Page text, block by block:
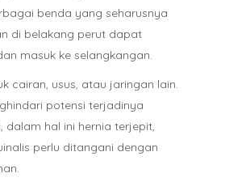
benda yang seharusnya
di belakang perut dapat
masuk ke selangkangan.
cairan, usus, atau jaringan lain.
potensi terjadinya
dalam hal ini hernia terjepit,
perlu ditangani dengan